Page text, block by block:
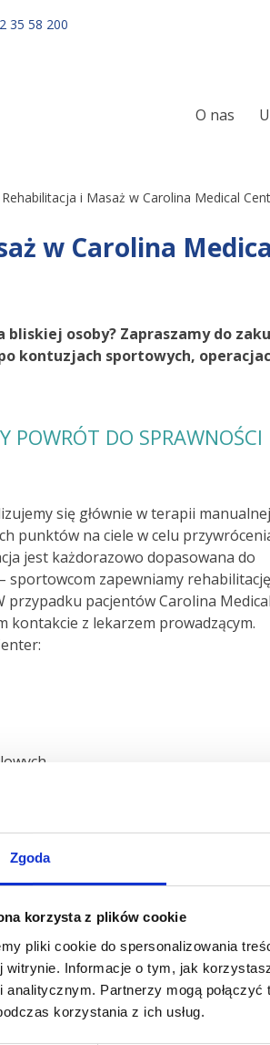
Zgoda
korzysta z plików cookie
pliki cookie do spersonalizowania
witrynie. Informacje o tym, jak
analitycznym. Partnerzy mogą
korzystania z ich usług.
35 58 200
O nas
Chirurgia
Laryngologia
Audiologia
Leczenie bólu
Rehabilitacja i Masaż w Carolina Medical
w Carolina
bliskiej osoby? Zapraszamy do
kontuzjach sportowych,
POWRÓT DO SPRAWNOŚCI
się głównie w terapii
punktów na ciele w celu
jest każdorazowo dopasowana do
sportowcom zapewniamy rehabilitację
przypadku pacjentów Carolina Medical
kontakcie z lekarzem prowadzącym.
3 godziny rehabilitacji.
ZAJĘĆ
pacjentów i jeden fizjoterapeuta)
Ceny
140 zł